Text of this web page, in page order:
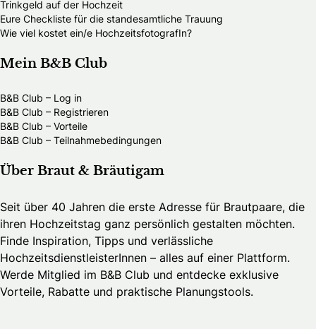
Trinkgeld auf der Hochzeit
Eure Checkliste für die standesamtliche Trauung
Wie viel kostet ein/e HochzeitsfotografIn?
Mein B&B Club
B&B Club – Log in
B&B Club – Registrieren
B&B Club – Vorteile
B&B Club – Teilnahmebedingungen
Über Braut & Bräutigam
Seit über 40 Jahren die erste Adresse für Brautpaare, die
ihren Hochzeitstag ganz persönlich gestalten möchten.
Finde Inspiration, Tipps und verlässliche
HochzeitsdienstleisterInnen – alles auf einer Plattform.
Werde Mitglied im B&B Club und entdecke exklusive
Vorteile, Rabatte und praktische Planungstools.